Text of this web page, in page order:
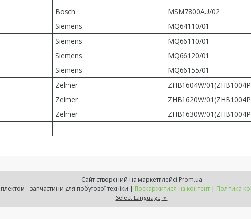
Bosch
MSM7800AU/02
Siemens
MQ64110/01
Siemens
MQ66110/01
Siemens
MQ66120/01
Siemens
MQ66155/01
Zelmer
ZHB1604W/
Zelmer
ZHB1620W/
Zelmer
ZHB1630W/
Сайт створений на маркетплейсі Prom.ua
Комплектом - запчастини для побутової техніки | Поскаржитися на контент | Політика
Select Language ▼